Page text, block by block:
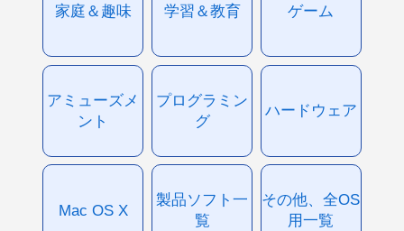
家庭＆趣味 学習＆教育 ゲーム
アミューズメ
ント
プログラミン
グ
ハードウェア
Mac OS X
製品ソフト一
覧
その他、全OS
用一覧